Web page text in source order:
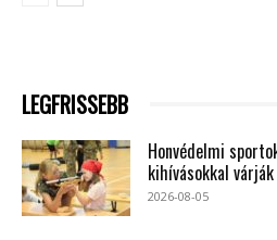
LEGFRISSEBB
Honvédelmi
kihívásokkal
2026-08-05